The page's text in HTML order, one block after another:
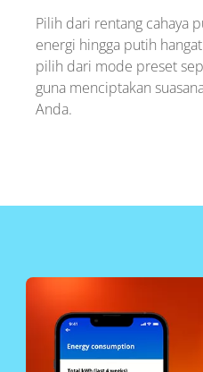
Pilih dari rentang cahaya
energi hingga putih
pilih dari mode preset
guna menciptakan
Anda.